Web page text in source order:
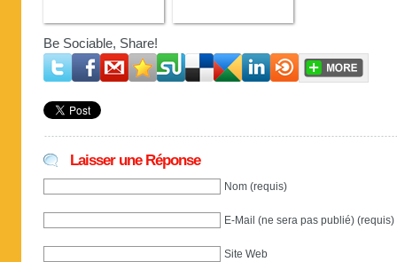
Be Sociable, Share!
Laisser une Réponse
Nom (requis)
E-Mail (ne sera pas publié) (requis)
Site Web